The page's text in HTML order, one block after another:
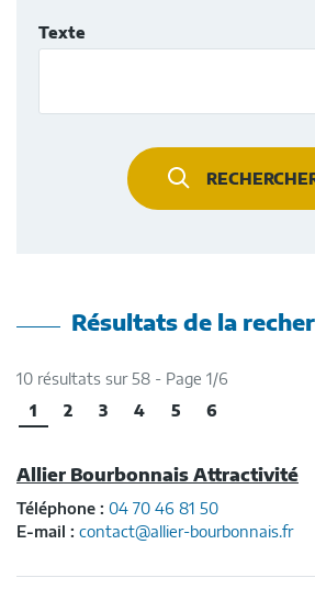
Texte
Résultats de la
10 résultats sur 58 - Page 1/6
1
2 3 4 5 6
Allier Bourbonnais Attractivité
Téléphone : 04 70 46 81 50
E-mail : contact@allier-bourbonnais.fr